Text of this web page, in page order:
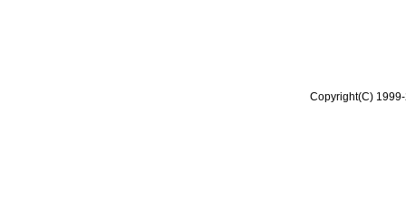
Copyright(C)